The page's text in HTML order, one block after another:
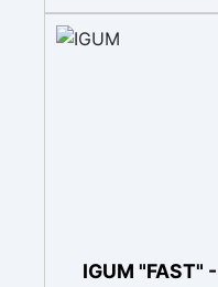
metallo a basso
cemento.
IGUM "FAST"